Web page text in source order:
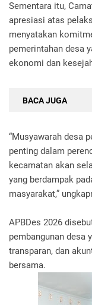
Sementara itu,
apresiasi atas
menyatakan
pemerintahan desa
ekonomi dan
BACA JUGA
“Musyawarah desa
penting dalam
kecamatan akan
yang berdampak
masyarakat,”
APBDes 2026
pembangunan desa
transparan, dan
bersama.